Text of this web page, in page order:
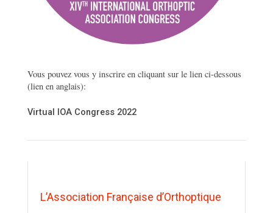
Vous pouvez vous y inscrire en cliquant sur le lien ci-dessous
(lien en anglais):
Virtual IOA Congress 2022
L’Association Française d’Orthoptique